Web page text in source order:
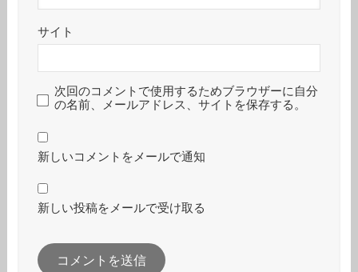
サイト
次回のコメントで使用するためブラウザーに自分
の名前、メールアドレス、サイトを保存する。
新しいコメントをメールで通知
新しい投稿をメールで受け取る